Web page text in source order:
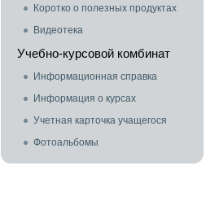
Коротко о полезных продуктах
Видеотека
Учебно-курсовой комбинат
Информационная справка
Информация о курсах
Учетная карточка учащегося
Фотоальбомы